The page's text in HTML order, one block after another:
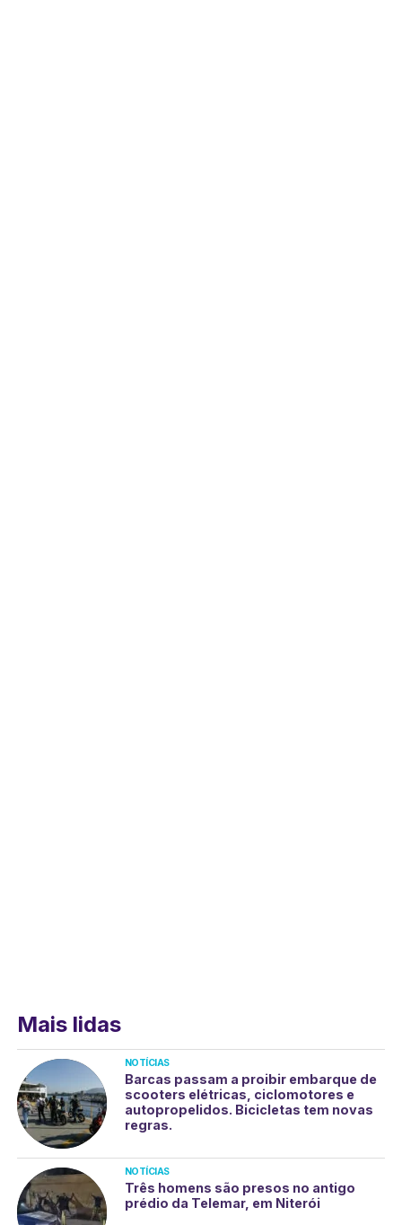
Mais lidas
NOTÍCIAS
Barcas passam a proibir embarque de
scooters elétricas, ciclomotores e
autopropelidos. Bicicletas tem novas
regras.
NOTÍCIAS
Três homens são presos no antigo
prédio da Telemar, em Niterói